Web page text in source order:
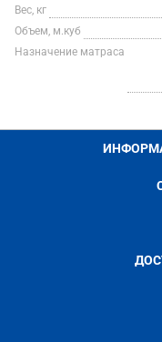
Вес, кг
Объем, м.куб
Назначение матраса